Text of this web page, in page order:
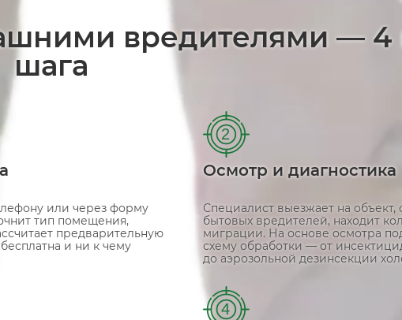
вредителями — 4
шага
или через форму
тип помещения,
предварительную
и ни к чему
2
Осмотр и диагностика
Специалист выезжает на объект,
бытовых вредителей, находит
миграции. На основе осмотра
схему обработки — от
до аэрозольной дезинсекции
4